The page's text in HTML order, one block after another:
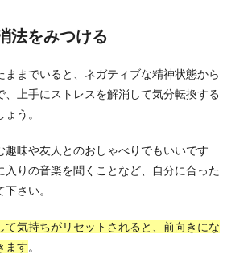
法をみつける
ままでいると、ネガティブな精神状態から
、上手にストレスを解消して気分転換する
う。
趣味や友人とのおしゃべりでもいいです
入りの音楽を聞くことなど、自分に合った
さい。
て気持ちがリセットされると、前向きにな
ます。